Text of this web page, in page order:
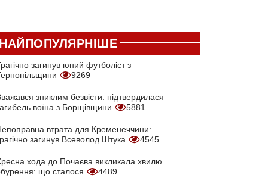
загинув юний футболіст з
9269
зниклим безвісти: підтвердилася
воїна з Борщівщини
5881
втрата для Кременеччини:
загинув Всеволод Штука
4545
хода до Почаєва викликала хвилю
що сталося
4489